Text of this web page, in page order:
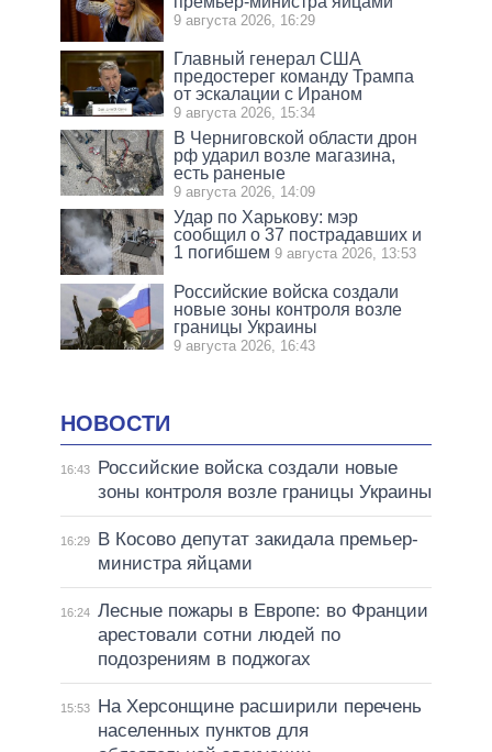
9 августа 2026, 16:29
Главный генерал США
предостерег команду Трампа
от эскалации с Ираном
9 августа 2026, 15:34
В Черниговской области дрон
рф ударил возле магазина,
есть раненые
9 августа 2026, 14:09
Удар по Харькову: мэр
сообщил о 37 пострадавших и
1 погибшем 9 августа 2026, 13:53
Российские войска создали
новые зоны контроля возле
границы Украины
9 августа 2026, 16:43
НОВОСТИ
16:43
Российские войска создали новые
зоны контроля возле границы Украины
16:29
В Косово депутат закидала премьер-
министра яйцами
16:24 Лесные пожары в Европе: во Франции
арестовали сотни людей по
подозрениям в поджогах
15:53
На Херсонщине расширили перечень
населенных пунктов для